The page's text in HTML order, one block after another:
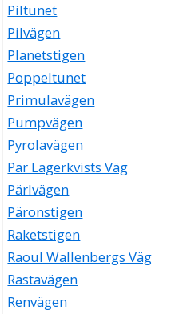
Piltunet
Pilvägen
Planetstigen
Poppeltunet
Primulavägen
Pumpvägen
Pyrolavägen
Pär Lagerkvists Väg
Pärlvägen
Päronstigen
Raketstigen
Raoul Wallenbergs Väg
Rastavägen
Renvägen